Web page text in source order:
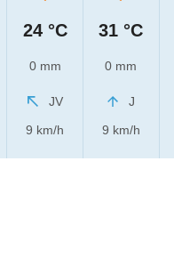
24 °C
0 mm
JV
9 km/h
31 °C
0 mm
J
9 km/h